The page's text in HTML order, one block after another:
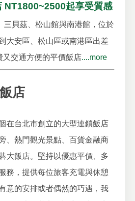
NT1800~2500起享受質感
三貝茲、松山館與南港館，位於
大安區、松山區或南港區出差
又交通方便的平價飯店....more
店
在台北市創立的大型連鎖飯店
、熱門觀光景點、百貨金融商
大飯店。堅持以優惠平價、多
務，提供每位旅客充電與休憩
意的安排或者偶然的巧遇，我